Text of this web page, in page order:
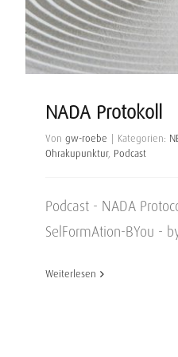
NADA Protokoll
Von gw-roebe Kategorien:
Ohrakupunktur, Podcast
Podcast - NADA
SelFormAtion-BYou -
Weiterlesen